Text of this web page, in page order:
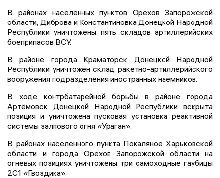
В районах населенных пунктов Орехов Запорожской
области, Диброва и Константиновка Донецкой Народной
Республики уничтожены пять складов артиллерийских
боеприпасов ВСУ.
В районе города Краматорск Донецкой Народной
Республики уничтожен склад ракетно-артиллерийского
вооружения подразделения иностранных наемников.
В ходе контрбатарейной борьбы в районе города
Артёмовск Донецкой Народной Республики вскрыта
позиция и уничтожена пусковая установка реактивной
системы залпового огня «Ураган».
В районах населенного пункта Покаляное Харьковской
области и города Орехов Запорожской области на
огневых позициях уничтожены три самоходные гаубицы
2С1 «Гвоздика».